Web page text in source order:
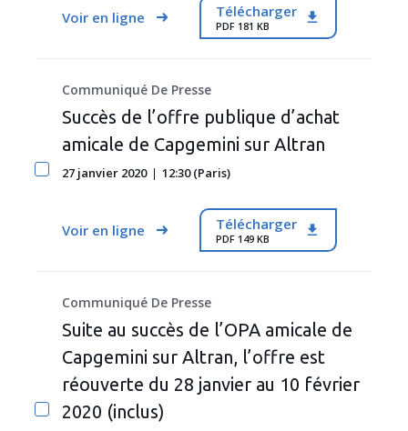
Voir en ligne Télécharger
PDF 181 KB
Communiqué De Presse
Succès de l’offre publique d’achat
amicale de Capgemini sur Altran
27 janvier 2020 12:30 (Paris)
Voir en ligne Télécharger
PDF 149 KB
Communiqué De Presse
Suite au succès de l’OPA amicale de
Capgemini sur Altran, l’offre est
réouverte du 28 janvier au 10 février
2020 (inclus)